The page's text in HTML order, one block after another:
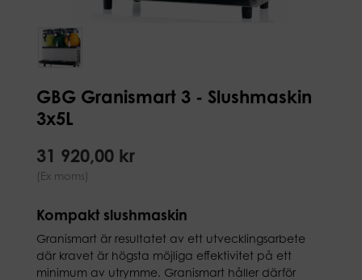
GBG Granismart 3 - Slushmaskin
3x5L
31 920,00 kr
(Ex moms)
Kompakt slushmaskin
Granismart är resultatet av ett utvecklingsarbete
där kravet är högsta möjliga effektivitet på ett
minimum av utrymme. Granismart håller därför